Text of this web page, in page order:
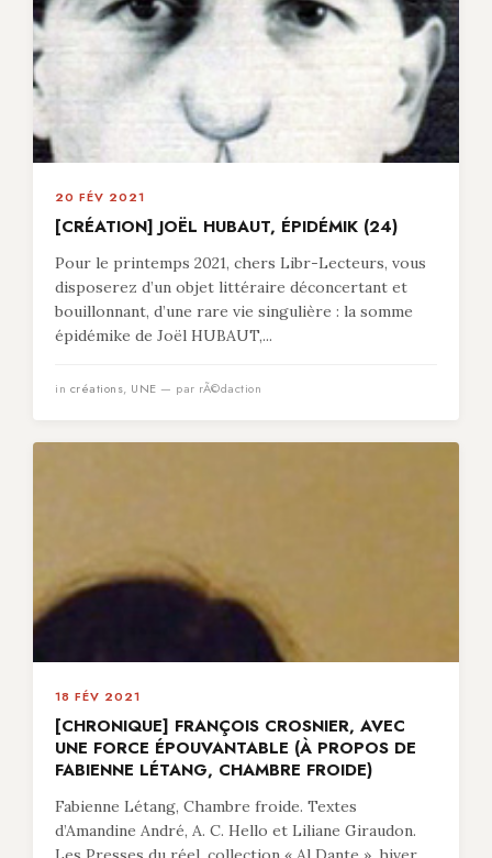
20 FÉV 2021
[CRÉATION] JOËL HUBAUT, ÉPIDÉMIK (24)
Pour le printemps 2021, chers Libr-Lecteurs, vous
disposerez d’un objet littéraire déconcertant et
bouillonnant, d’une rare vie singulière : la somme
épidémike de Joël HUBAUT,...
in créations, UNE — par rÃ©daction
18 FÉV 2021
[CHRONIQUE] FRANÇOIS CROSNIER, AVEC
UNE FORCE ÉPOUVANTABLE (À PROPOS DE
FABIENNE LÉTANG, CHAMBRE FROIDE)
Fabienne Létang, Chambre froide. Textes
d’Amandine André, A. C. Hello et Liliane Giraudon.